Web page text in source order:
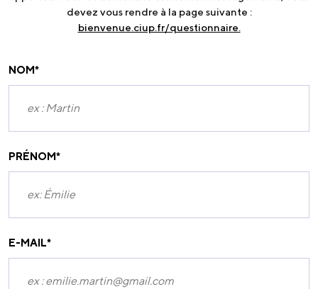
devez vous rendre à la page suivante :
bienvenue.ciup.fr/questionnaire.
NOM*
PRÉNOM*
E-MAIL*